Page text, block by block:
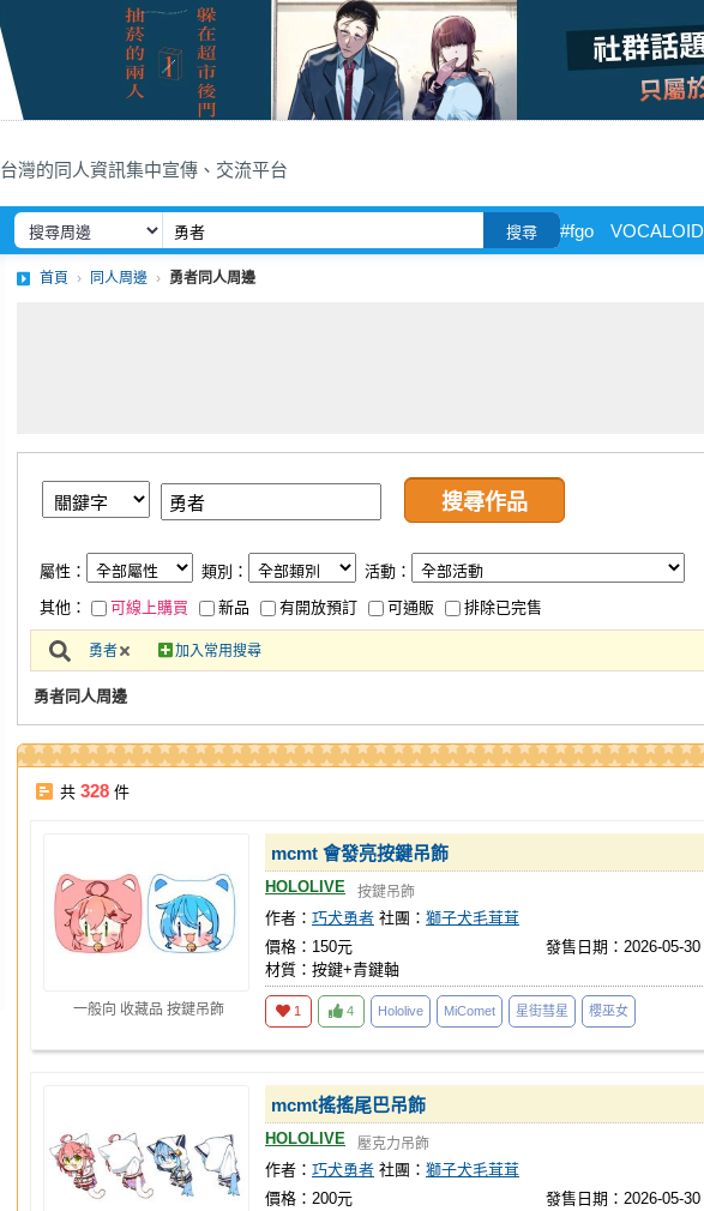
台灣的同人資訊集中宣傳、交流平台
搜尋 #fgo VOCALOID
首頁 同人周邊 勇者同人周邊
屬性： 類別：
活動：
其他：
可線上購買 新品 有開放預訂 可通販 排除已完售
勇者 加入常用搜尋
勇者同人周邊
共 328 件
一般向 收藏品 按鍵吊飾
mcmt 會發亮按鍵吊飾
HOLOLIVE 按鍵吊飾
作者： 巧犬勇者 社團： 獅子犬毛茸茸
價格：150元
發售日期：2026-05-30
材質：按鍵+青鍵軸
1 4 Hololive MiComet 星街彗星 櫻巫女
mcmt搖搖尾巴吊飾
HOLOLIVE 壓克力吊飾
作者： 巧犬勇者 社團： 獅子犬毛茸茸
價格：200元
發售日期：2026-05-30